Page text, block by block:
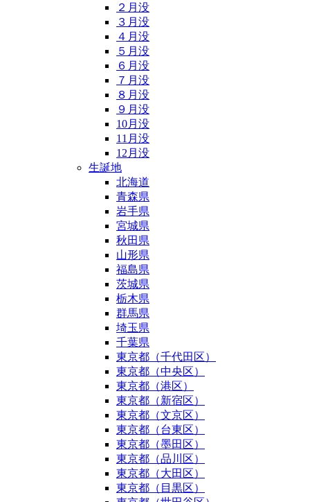
２月没
３月没
４月没
５月没
６月没
７月没
８月没
９月没
10月没
11月没
12月没
生誕地
北海道
青森県
岩手県
宮城県
秋田県
山形県
福島県
茨城県
栃木県
群馬県
埼玉県
千葉県
東京都（千代田区）
東京都（中央区）
東京都（港区）
東京都（新宿区）
東京都（文京区）
東京都（台東区）
東京都（墨田区）
東京都（品川区）
東京都（大田区）
東京都（目黒区）